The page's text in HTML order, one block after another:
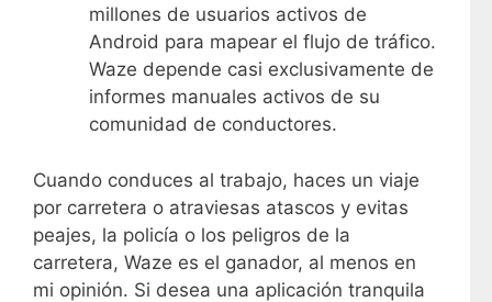
millones de usuarios activos de
Android para mapear el flujo de tráfico.
Waze depende casi exclusivamente de
informes manuales activos de su
comunidad de conductores.
Cuando conduces al trabajo, haces un viaje
por carretera o atraviesas atascos y evitas
peajes, la policía o los peligros de la
carretera, Waze es el ganador, al menos en
mi opinión. Si desea una aplicación tranquila